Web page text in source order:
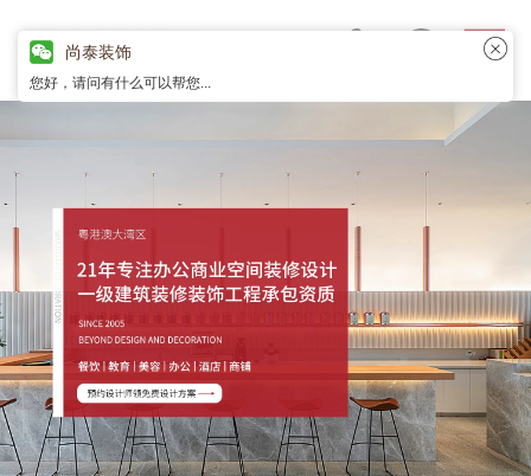
尚泰装饰
您好，请问有什么可以帮您...